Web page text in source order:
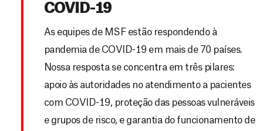
COVID-19
As equipes de MSF estão respondendo à
pandemia de COVID-19 em mais de 70 países.
Nossa resposta se concentra em três pilares:
apoio às autoridades no atendimento a pacientes
com COVID-19, proteção das pessoas vulneráveis
e grupos de risco, e garantia do funcionamento de